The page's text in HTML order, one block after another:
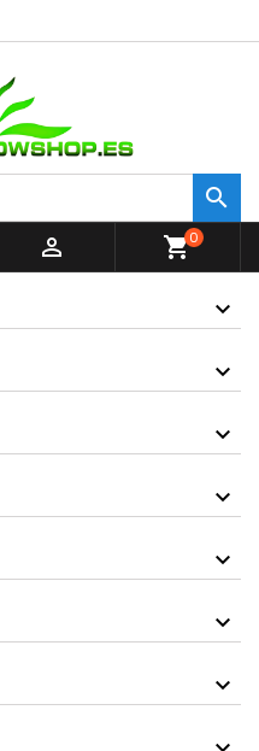

 shopping_cart0